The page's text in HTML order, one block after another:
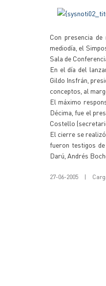
Con presencia
mediodía, el
Sala de
En el día del
Gildo Insfrán,
conceptos, al
El máximo
Décima, fue el
Costello
El cierre se
fueron testigos
Darú, Andrés
27-06-2005 |